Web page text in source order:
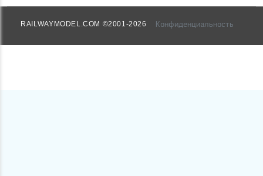
RAILWAYMODEL.COM ©2001-2026 Конфиденциальность